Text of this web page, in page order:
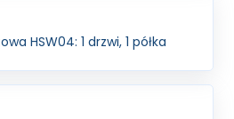
HSW04: 1 drzwi, 1 półka